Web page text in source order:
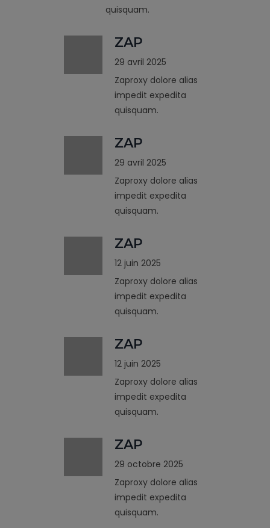
quisquam.
ZAP
29 avril 2025
Zaproxy dolore alias
impedit expedita
quisquam.
ZAP
29 avril 2025
Zaproxy dolore alias
impedit expedita
quisquam.
ZAP
12 juin 2025
Zaproxy dolore alias
impedit expedita
quisquam.
ZAP
12 juin 2025
Zaproxy dolore alias
impedit expedita
quisquam.
ZAP
29 octobre 2025
Zaproxy dolore alias
impedit expedita
quisquam.